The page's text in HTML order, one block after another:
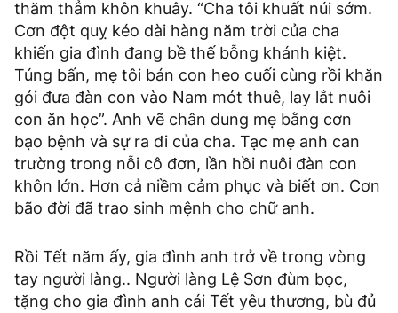
thăm thẳm khôn khuây. “Cha tôi khuất núi sớm.
Cơn đột quỵ kéo dài hàng năm trời của cha
khiến gia đình đang bề thế bỗng khánh kiệt.
Túng bấn, mẹ tôi bán con heo cuối cùng rồi khăn
gói đưa đàn con vào Nam mót thuê, lay lắt nuôi
con ăn học”. Anh vẽ chân dung mẹ bằng cơn
bạo bệnh và sự ra đi của cha. Tạc mẹ anh can
trường trong nỗi cô đơn, lần hồi nuôi đàn con
khôn lớn. Hơn cả niềm cảm phục và biết ơn. Cơn
bão đời đã trao sinh mệnh cho chữ anh.
Rồi Tết năm ấy, gia đình anh trở về trong vòng
tay người làng.. Người làng Lệ Sơn đùm bọc,
tặng cho gia đình anh cái Tết yêu thương, bù đủ